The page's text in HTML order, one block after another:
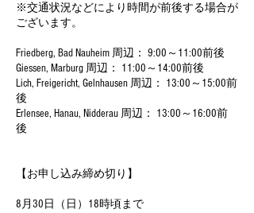
※交通状況などにより時間が前後する場合が
ございます。
Friedberg, Bad Nauheim 周辺： 9:00～11:00前後
Giessen, Marburg 周辺： 11:00～14:00前後
Lich, Freigericht, Gelnhausen 周辺： 13:00～15:00前
後
Erlensee, Hanau, Nidderau 周辺： 13:00～16:00前
後
【お申し込み締め切り】
8月30日（日）18時頃まで